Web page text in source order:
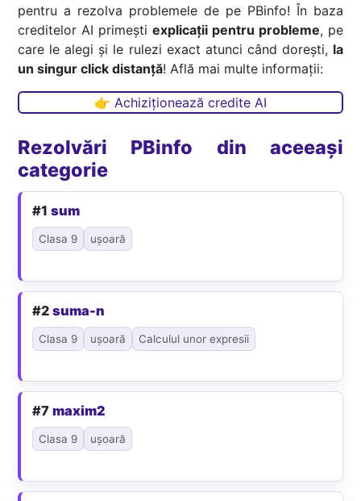
pentru a rezolva problemele de pe PBinfo! În baza
creditelor AI primești explicații pentru probleme, pe
care le alegi și le rulezi exact atunci când dorești, la
un singur click distanță! Află mai multe informații:
👉 Achiziționează credite AI
Rezolvări PBinfo din aceeași
categorie
#1sum
Clasa 9 ușoară
#2suma-n
Clasa 9 ușoară Calculul unor expresii
#7maxim2
Clasa 9 ușoară